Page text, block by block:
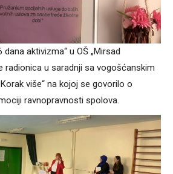
dana aktivizma“ u OŠ „Mirsad
radionica u saradnji sa vogošćanskim
više“ na kojoj se govorilo o
ravnopravnosti spolova.